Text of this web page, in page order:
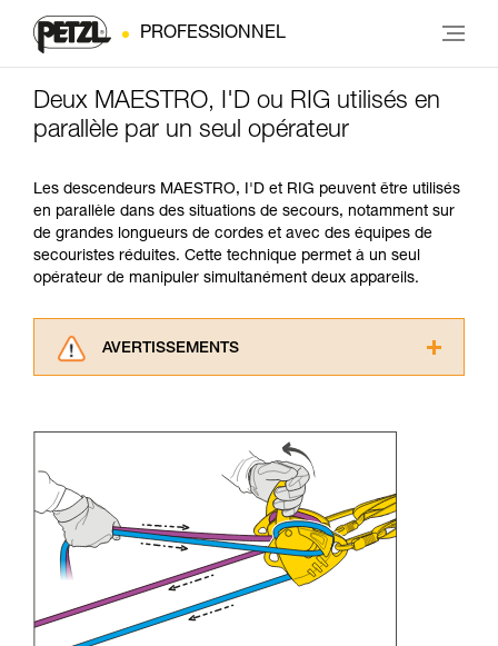
PROFESSIONNEL
Deux MAESTRO, I'D ou RIG utilisés en
parallèle par un seul opérateur
Les descendeurs MAESTRO, I'D et RIG peuvent être utilisés
en parallèle dans des situations de secours, notamment sur
de grandes longueurs de cordes et avec des équipes de
secouristes réduites. Cette technique permet à un seul
opérateur de manipuler simultanément deux appareils.
AVERTISSEMENTS
consulter. Vous devez avoir compris les
informations de la notice technique pour
pouvoir comprendre ce complément
Maîtriser ces techniques nécessite une
formation et un entraînement spécifique. Validez
avec un professionnel votre capacité à refaire
la manipulation, seul, en toute sécurité, avant
de la reproduire en autonomie.
Nous donnons des exemples de techniques